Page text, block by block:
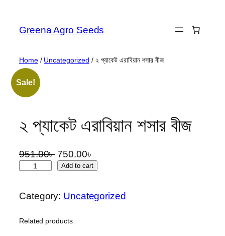
content
Greena Agro Seeds
Home/ Uncategorized / ২ প্যাকেট এরাবিয়ান শসার বীজ
Sale!
২ প্যাকেট এরাবিয়ান শসার বীজ
951.00৳ O
g
n
750.00৳
u
r
e
কে
এ
Add to cart
Category: Uncategorized
Related products